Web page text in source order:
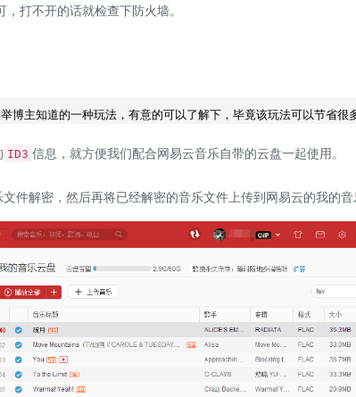
，打不开的话就检查下防火墙。
ID3 信息，就方便我们配合网易云音乐自带的云盘一起使用。
文件解密，然后再将已经解密的音乐文件上传到网易云的我的